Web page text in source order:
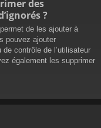
des
?
de les ajouter à
pouvez ajouter
contrôle de l’utilisateur
également les supprimer